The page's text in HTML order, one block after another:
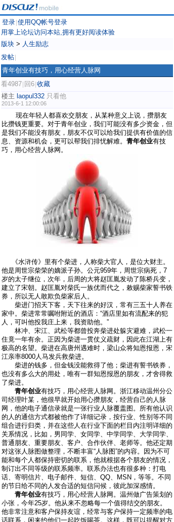
登录 使用QQ帐号登录
用掌上论坛访问本站,拥有更好阅读体验
版块 > 人生励志
发帖
青年创业有技巧，用心经营人脉网
看4987 回6 收藏
楼主 laopul332 只看他
2013-6-1 12:00:06
现在年轻人都喜欢交朋友，从某种意义上说，攒朋友
比攒钱更重要。对于青年创业，我们可能没有多少资金，但
是我们不能没有朋友，朋友不仅可以给我们提供有价值的信
息、资源和机会，更可以帮我们排忧解难。 青年创业有技
巧，用心经营人脉网。
《水浒传》里有个柴进，人称柴大官人，是位大财主。
他是周世宗柴荣的嫡派子孙。公元959年，周世宗病死，7
岁的太子继位，次年，后周的大将赵匡胤发动了陈桥兵变，
建立了宋朝。赵匡胤对柴氏一族优而代之，敕赐柴家誓书铁
券，所以无人敢欺负柴家后人。
柴进门招天下客，天下往来的好汉，常有三五十人养在
家中。柴进常常嘱咐附近的酒店：“酒店里如有流配来的犯
人，可叫他投我庄上来，我资助他。”
林冲、宋江、武松等都曾投奔柴进处躲灾避难，武松一
住竟一年有余。正因为柴进一贯仗义疏财，因此在江湖上有
极高的名望。柴进在高唐州遇难时，梁山众将知恩报恩，宋
江亲率8000人马发兵救柴进。
柴进的钱多，但金钱没能救得了他；柴进有誓书铁券，
也没有多么大的用处，唯有一群知恩报恩的朋友，才舍得救
了柴进。
青年创业有技巧，用心经营人脉网。浙江移动温州分公
司经理叶某，他很早就开始用心攒朋友，经营自己的人脉
网，他的电子通信录就是一张行业人脉覆盖图。所有他认识
的人的通信方式都被他作了详细记录，按行业、性别等不同
组合进行归类，并在这些人在行业下面的栏目内注明详细的
关系情况，比如，男同学、女同学、中学同学、大学同学、
普通朋友、重要朋友、客户、合作伙伴、老师等。他还定期
对这张人脉图做整理，不断丰富“人脉图”的内容。因为不可
能和每个人都保持密切的联系，他就根据各个朋友的情况，
制订出不同等级的联系频率。联系办法也有很多种：打电
话、寄明信片、电子邮件、短信、QQ、MSN，等等。不同
的节日给不同的人发合适的短信问候，彼此加深感情。
青年创业有技巧，用心经营人脉网。温州做广告策划的
小张，今年25岁。他从来不忽略每一个值得结交的朋友。
他非常注意和客户保持友谊，经常与客户保持一定频率的电
话联系，闲来约他们一起吃饭喝茶。这样，既可以提醒对方